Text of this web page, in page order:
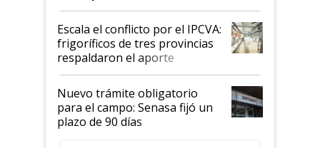
Argentina y los mitos que
todavía hacen sufrir a estos
animales: "Mientras me
descalificaban, yo seguí
haciendo currículum"
Escala el conflicto por el IPCVA:
frigoríficos de tres provincias
respaldaron el aporte
obligatorio
Nuevo trámite obligatorio
para el campo: Senasa fijó un
plazo de 90 días